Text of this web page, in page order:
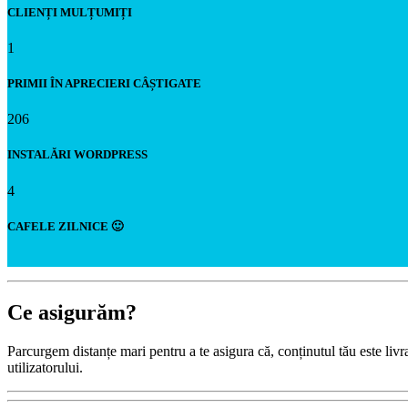
CLIENȚI MULȚUMIȚI
1
PRIMII ÎN APRECIERI CÂȘTIGATE
206
INSTALĂRI WORDPRESS
4
CAFELE ZILNICE 🙂
Ce asigurăm?
Parcurgem distanțe mari pentru a te asigura că, conținutul tău este
utilizatorului.